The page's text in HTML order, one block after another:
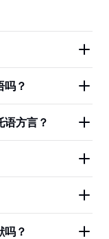
吗？
方言？
吗？